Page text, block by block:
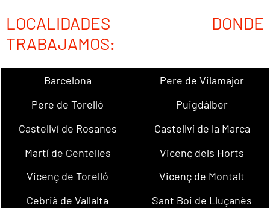
LOCALIDADES DONDE
TRABAJAMOS:
Barcelona
Pere de Vilamajor
Pere de Torelló
Puigdàlber
Castellví de Rosanes
Castellví de la Marca
Martí de Centelles
Vicenç dels Horts
Vicenç de Torelló
Vicenç de Montalt
Cebrià de Vallalta
Sant Boi de Lluçanès